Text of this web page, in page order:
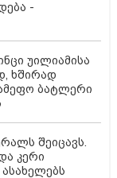
-
უილიამისა
ხშირად
ბატლერი
შეიცავს.
კერი